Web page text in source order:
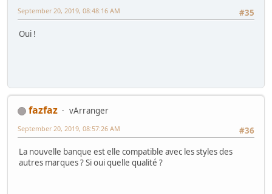
#35
September 20, 2019, 08:48:16 AM
Oui !
fazfaz
vArranger
#36
September 20, 2019, 08:57:26 AM
La nouvelle banque est elle compatible avec les styles des
autres marques ? Si oui quelle qualité ?